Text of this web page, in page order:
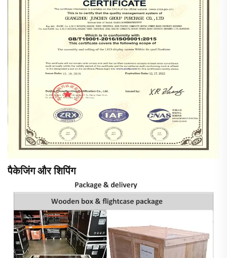
पैकेजिंग और शिपिंग